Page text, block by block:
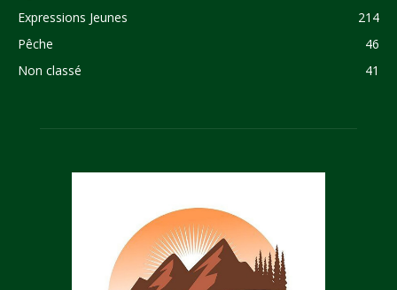
Expressions Jeunes
214
Pêche
46
Non classé
41